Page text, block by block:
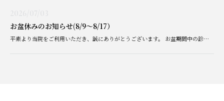
お盆休みのお知らせ(8/9〜8/17）
平素より当院をご利用いただき、誠にありがとうございます。 お盆期間中の診療につきまして、下記のとおりご案内いたします。 休診期間：2026年8月9日（日）〜8/17（月） 8月18日（火）より通常通り診療い […]